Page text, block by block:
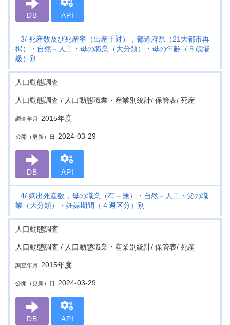
DB API
3 死産数及び死産率（出産千対），都道府県（21大都市再
掲）・自然－人工・母の職業（大分類）・母の年齢（５歳階
級）別
人口動態調査
人口動態調査 / 人口動態職業・産業別統計/ 保管表/ 死産
調査年月 2015年度
公開（更新）日 2024-03-29
DB API
4 嫡出死産数，母の職業（有－無）・自然－人工・父の職
業（大分類）・妊娠期間（４週区分）別
人口動態調査
人口動態調査 / 人口動態職業・産業別統計/ 保管表/ 死産
調査年月 2015年度
公開（更新）日 2024-03-29
DB API